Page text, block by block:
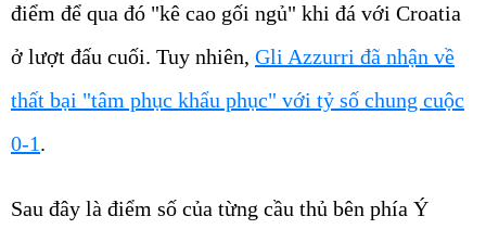
điểm để qua đó "kê cao gối ngủ" khi đá với Croatia
ở lượt đấu cuối. Tuy nhiên, Gli Azzurri đã nhận về
thất bại "tâm phục khẩu phục" với tỷ số chung cuộc
0-1.
Sau đây là điểm số của từng cầu thủ bên phía Ý